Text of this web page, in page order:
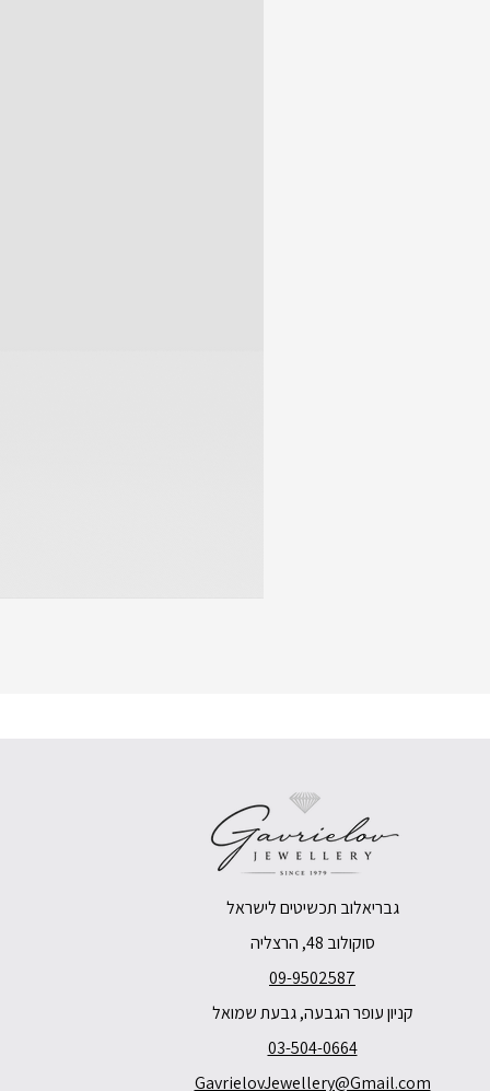
גבריאלוב תכשיטים לישראל
סוקולוב 48, הרצליה
09-9502587
קניון עופר הגבעה, גבעת שמואל
03-504-0664
GavrielovJewellery@Gmail.com